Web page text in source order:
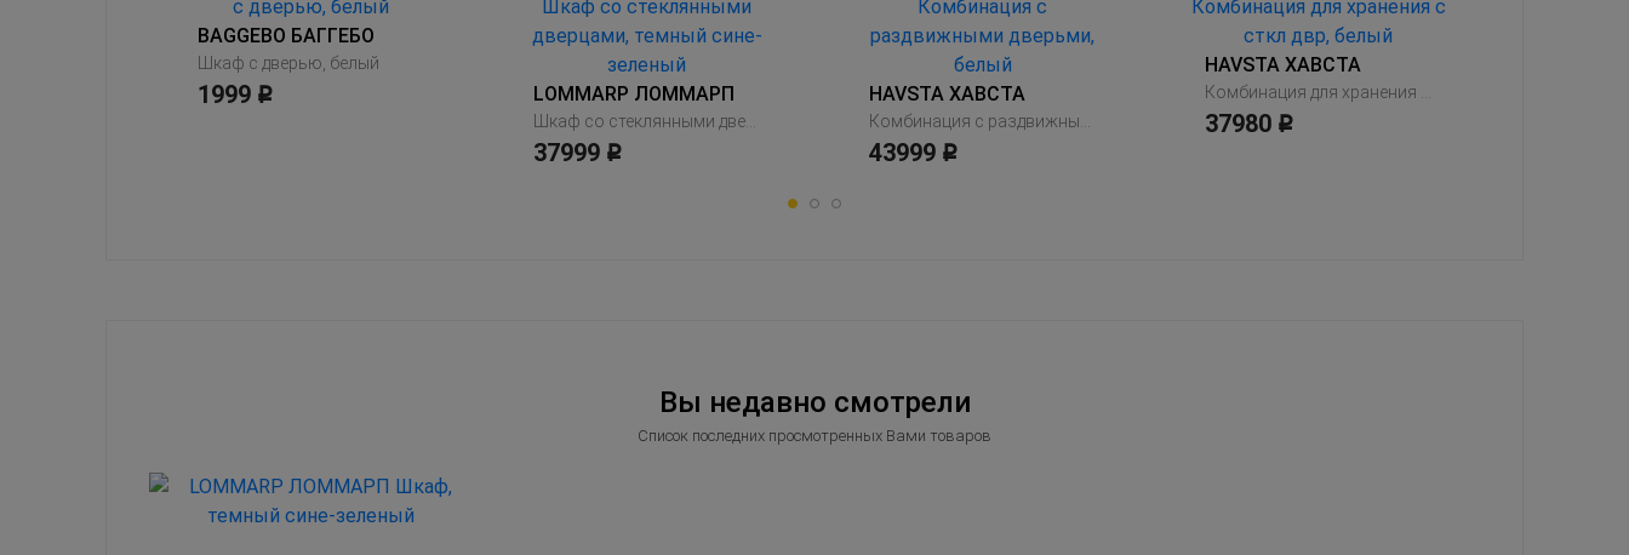
BAGGEBO БАГГЕБО
Шкаф с дверью, белый
1999 Р LOMMARP ЛОММАРП
37999 Р
HAVSTA ХАВСТА
43999 Р
HAVSTA ХАВСТА
37980 Р
Вы недавно смотрели
Список последних просмотренных Вами товаров